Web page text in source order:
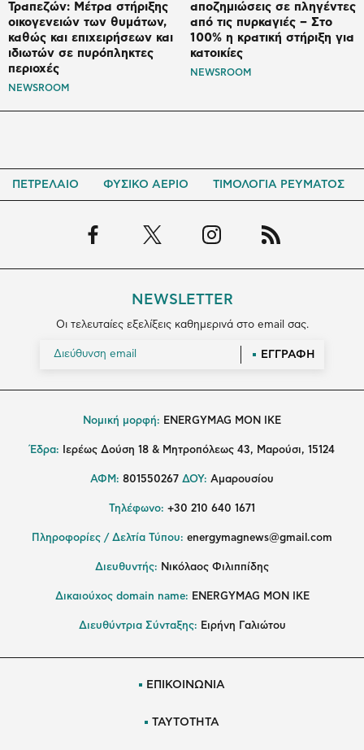
Τραπεζών: Μέτρα στήριξης
οικογενειών των θυμάτων,
καθώς και επιχειρήσεων και
ιδιωτών σε πυρόπληκτες
περιοχές
NEWSROOM
αποζημιώσεις σε πληγέντες
από τις πυρκαγιές – Στο
100% η κρατική στήριξη για
κατοικίες
NEWSROOM
ΠΕΤΡΕΛΑΙΟ ΦΥΣΙΚΟ ΑΕΡΙΟ ΤΙΜΟΛΟΓΙΑ ΡΕΥΜΑΤΟΣ
NEWSLETTER
Οι τελευταίες εξελίξεις καθημερινά στο email σας.
ΕΓΓΡΑΦΗ
Νομική μορφή: ENERGYMAG MON IKE
Έδρα: Ιερέως Δούση 18 & Μητροπόλεως 43, Μαρούσι, 15124
ΑΦΜ: 801550267 ΔΟΥ: Αμαρουσίου
Τηλέφωνο: +30 210 640 1671
Πληροφορίες / Δελτία Τύπου: energymagnews@gmail.com
Διευθυντής: Νικόλαος Φιλιππίδης
Δικαιούχος domain name: ENERGYMAG ΜΟΝ ΙΚΕ
Διευθύντρια Σύνταξης: Ειρήνη Γαλιώτου
ΕΠΙΚΟΙΝΩΝΙΑ
ΤΑΥΤΟΤΗΤΑ